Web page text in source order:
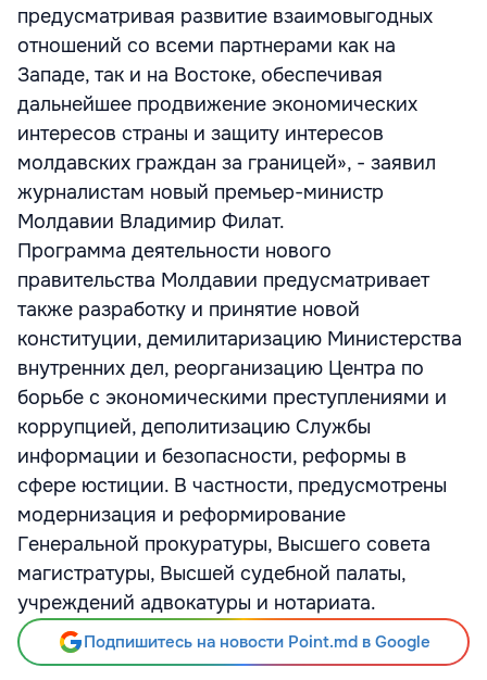
предусматривая развитие взаимовыгодных
отношений со всеми партнерами как на
Западе, так и на Востоке, обеспечивая
дальнейшее продвижение экономических
интересов страны и защиту интересов
молдавских граждан за границей», - заявил
журналистам новый премьер-министр
Молдавии Владимир Филат.
Программа деятельности нового
правительства Молдавии предусматривает
также разработку и принятие новой
конституции, демилитаризацию Министерства
внутренних дел, реорганизацию Центра по
борьбе с экономическими преступлениями и
коррупцией, деполитизацию Службы
информации и безопасности, реформы в
сфере юстиции. В частности, предусмотрены
модернизация и реформирование
Генеральной прокуратуры, Высшего совета
магистратуры, Высшей судебной палаты,
учреждений адвокатуры и нотариата.
Подпишитесь на новости Point.md в Google